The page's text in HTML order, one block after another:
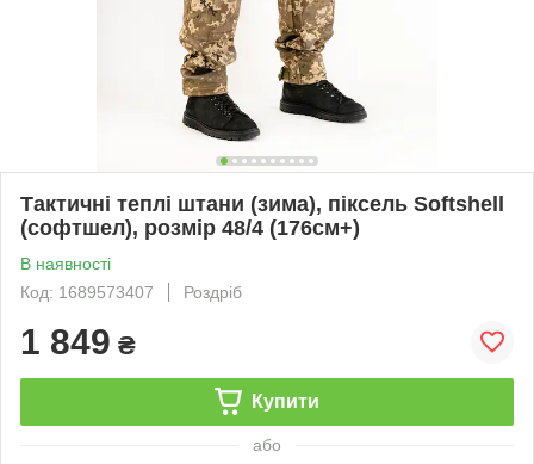
Тактичні теплі штани (зима), піксель Softshell
(софтшел), розмір 48/4 (176см+)
В наявності
Код: 1689573407
Роздріб
1 849 ₴
Купити
або